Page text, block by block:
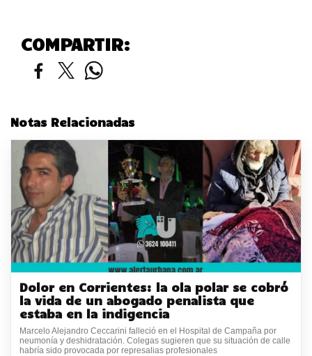
COMPARTIR:
Notas Relacionadas
Dolor en Corrientes: la ola polar se cobró
la vida de un abogado penalista que
estaba en la indigencia
Marcelo Alejandro Ceccarini falleció en el Hospital de Campaña por
neumonía y deshidratación. Colegas sugieren que su situación de calle
habría sido provocada por represalias profesionales